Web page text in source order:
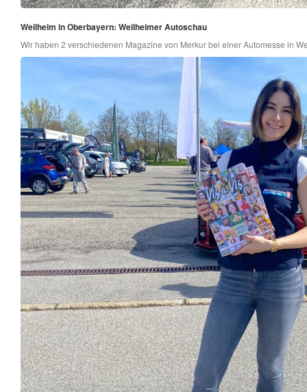
Weilheim in Oberbayern: Weilheimer Autoschau
Wir haben 2 verschiedenen Magazine von Merkur bei einer Automesse in